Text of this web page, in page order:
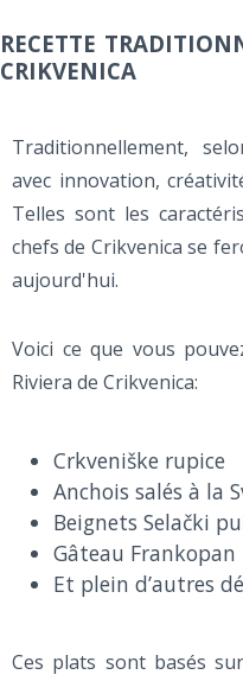
RECETTE
CRIKVENICA
Traditionnellement,
avec innovation,
Telles sont les
chefs de Crikvenica se
aujourd'hui.
Voici ce que vous
Riviera de Crikvenica:
Crkveniške rupice
Anchois salés à la
Beignets Selački
Gâteau Frankopan
Et plein d’autres
Ces plats sont basés